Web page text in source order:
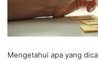
Mengetahui apa yang